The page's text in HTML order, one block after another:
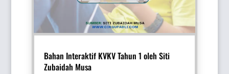
Bahan Interaktif KVKV Tahun 1 oleh Siti
Zubaidah Musa